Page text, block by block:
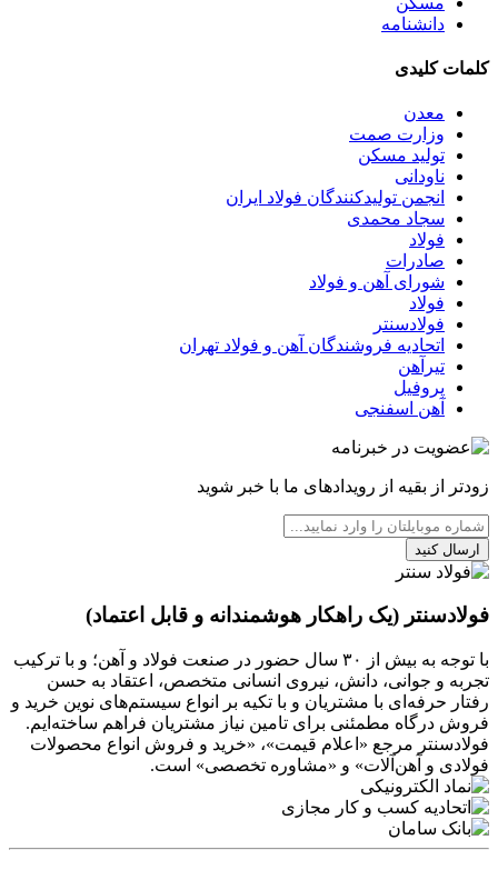
دانشنامه
کلمات کلیدی
معدن
وزارت صمت
تولید مسکن
ناودانی
انجمن تولیدکنندگان فولاد ایران
سجاد محمدی
فولاد
صادرات
شورای آهن و فولاد
فولاد
فولادسنتر
اتحادیه فروشندگان آهن و فولاد تهران
تیرآهن
پروفیل
آهن اسفنجی
زودتر از بقیه از رویدادهای ما با خبر شوید
ارسال کنید
فولادسنتر (یک راهکار هوشمندانه و قابل اعتماد)
با توجه به بیش از ۳۰ سال حضور در صنعت فولاد و آهن؛ و با ترکیب
تجربه و جوانی، دانش، نیروی انسانی متخصص، اعتقاد به حسن
رفتار حرفه‌ای با مشتریان و با تکیه بر انواع سیستم‌های نوین خرید و
فروش درگاه مطمئنی برای تامین نیاز مشتریان فراهم ساخته‌ایم.
فولادسنتر مرجع «اعلام قیمت»، «خرید و فروش انواع محصولات
فولادی و آهن‌آلات» و «مشاوره تخصصی» است.